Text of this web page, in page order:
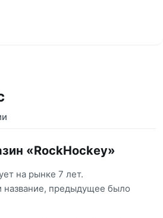
«RockHockey»
на рынке 7 лет.
предыдущее было